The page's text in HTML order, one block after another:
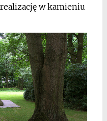
w kamieniu